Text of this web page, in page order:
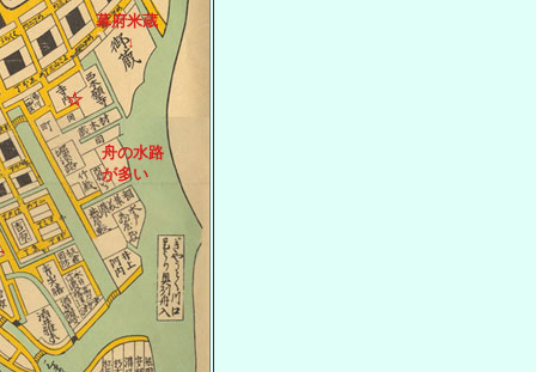
幕府米蔵
↓
☆
舟の水路
が多い